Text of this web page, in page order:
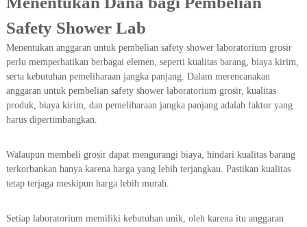
Safety Shower Lab
Menentukan anggaran untuk pembelian safety shower laboratorium grosir
perlu memperhatikan berbagai elemen, seperti kualitas barang, biaya kirim,
serta kebutuhan pemeliharaan jangka panjang. Dalam merencanakan
anggaran untuk pembelian safety shower laboratorium grosir, kualitas
produk, biaya kirim, dan pemeliharaan jangka panjang adalah faktor yang
harus dipertimbangkan.
Walaupun membeli grosir dapat mengurangi biaya, hindari kualitas barang
terkorbankan hanya karena harga yang lebih terjangkau. Pastikan kualitas
tetap terjaga meskipun harga lebih murah.
Setiap laboratorium memiliki kebutuhan unik, oleh karena itu anggaran